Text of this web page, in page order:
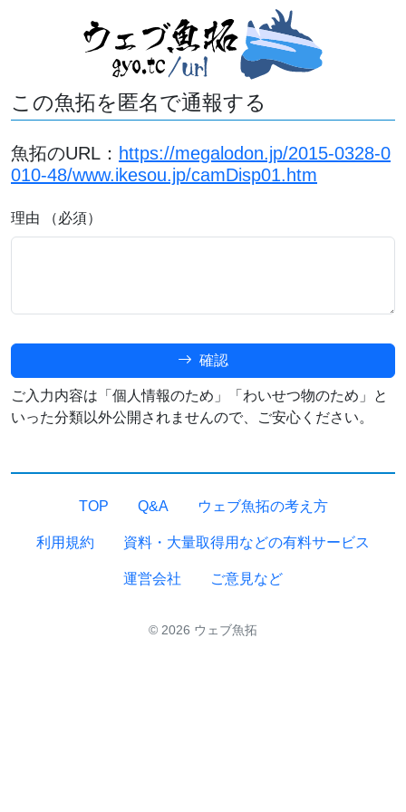
この魚拓を匿名で通報する
魚拓のURL： https://megalodon.jp/2015-0328-0
010-48/www.ikesou.jp/camDisp01.htm
理由 （必須）
確認
ご入力内容は「個人情報のため」「わいせつ物のため」と
いった分類以外公開されませんので、ご安心ください。
TOP Q&A ウェブ魚拓の考え方
利用規約 資料・大量取得用などの有料サービス
運営会社 ご意見など
© 2026 ウェブ魚拓